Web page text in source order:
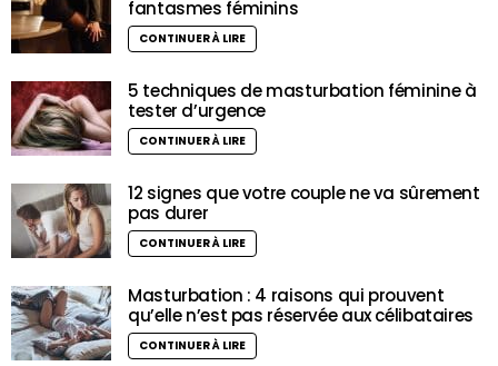
fantasmes féminins
CONTINUER À LIRE
5 techniques de masturbation féminine à
tester d’urgence
CONTINUER À LIRE
12 signes que votre couple ne va sûrement
pas durer
CONTINUER À LIRE
Masturbation : 4 raisons qui prouvent
qu’elle n’est pas réservée aux célibataires
CONTINUER À LIRE